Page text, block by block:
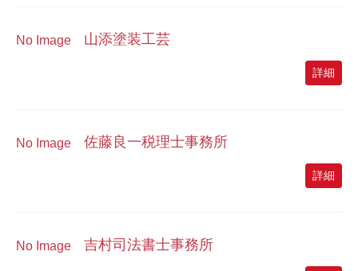
No Image 山添塗装工芸
詳細
No Image 佐藤良一税理士事務所
詳細
No Image 吉村司法書士事務所